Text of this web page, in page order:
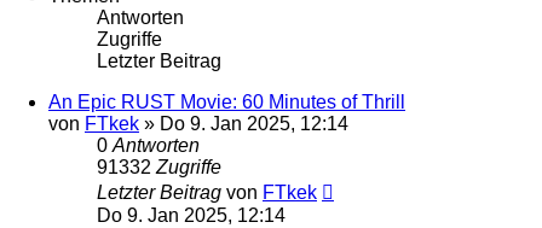
Antworten
Zugriffe
Letzter Beitrag
An Epic RUST Movie: 60 Minutes of Thrill
von FTkek » Do 9. Jan 2025, 12:14
0Antworten
91332Zugriffe
Letzter Beitrag von FTkek
Do 9. Jan 2025, 12:14